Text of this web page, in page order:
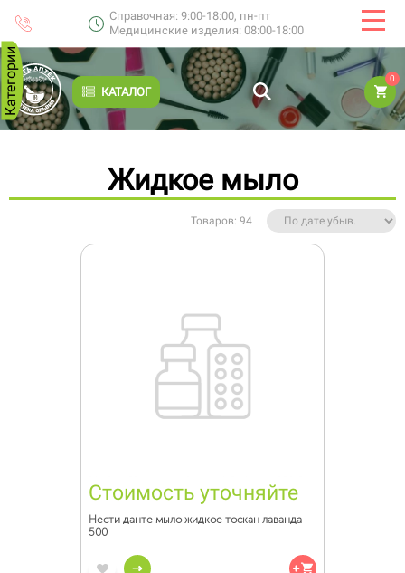
Справочная: 9:00-18:00, пн-пт
Медицинские изделия: 08:00-18:00
КАТАЛОГ
0
Категории
Жидкое мыло
Товаров: 94
Стоимость уточняйте
Нести данте мыло жидкое тоскан лаванда
500